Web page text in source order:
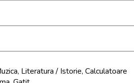
Literatura / Istorie, Calculatoare